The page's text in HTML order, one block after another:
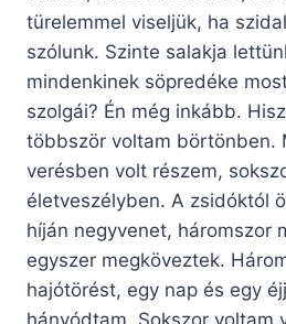
türelemmel viseljük, ha
szólunk. Szinte salakja
mindenkinek söpredéke
szolgái? Én még inkább.
többször voltam börtönben.
verésben volt részem,
életveszélyben. A zsidóktól
híján negyvenet, háromszor
egyszer megköveztek.
hajótörést, egy nap és egy